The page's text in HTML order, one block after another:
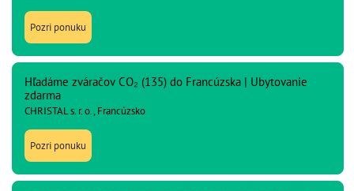
Pozri ponuku
Hľadáme zváračov CO₂ (135) do Francúzska | Ubytovanie
zdarma
CHRISTAL s. r. o., Francúzsko
Pozri ponuku